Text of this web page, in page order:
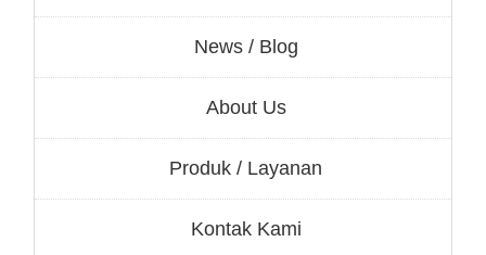
News / Blog
About Us
Produk / Layanan
Kontak Kami